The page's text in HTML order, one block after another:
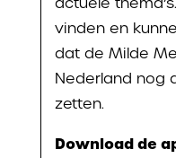
vinden en
dat de Milde
Nederland nog
zetten.
Download de